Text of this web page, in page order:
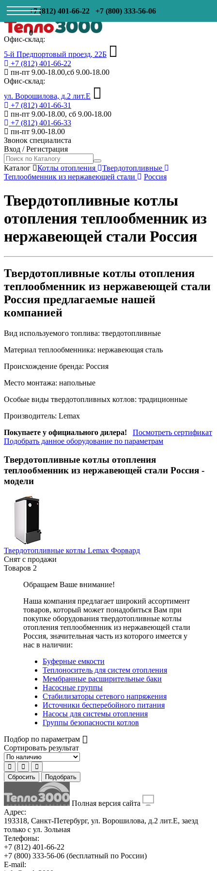
+7 (812) 401-66-22 +7 (800) 333-56-06
0
Офис-склад:
5-й Предпортовый проезд, 22Б
+7 (812) 401-66-22
пн-пт 9.00-18.00,сб 9.00-18.00
Офис-склад:
ул. Ворошилова, д.2 лит.Е
+7 (812) 401-66-31
пн-пт 9.00-18.00, сб 9.00-18.00
+7 (812) 401-66-33
пн-пт 9.00-18.00
Звонок специалиста
Вход /Регистрация
Каталог Котлы отопления
Твердотопливные
Теплообменник из нержавеющей стали
Россия
Твердотопливные котлы
отопления теплообменник из
нержавеющей стали Россия
Твердотопливные котлы отопления
теплообменник из нержавеющей стали
Россия предлагаемые нашей
компанией
Вид используемого топлива: твердотопливные
Материал теплообменника: нержавеющая сталь
Происхождение бренда: Россия
Место монтажа: напольные
Особые виды твердотопливных котлов: традиционные
Производитель: Lemax
Покупаете у официального дилера!
Посмотреть сертификат
Подобрать данное оборудование по параметрам
Твердотопливные котлы отопления
теплообменник из нержавеющей стали Россия -
модели
Твердотопливные котлы Lemax Форвард
Снят с продажи
Товаров 2
Обращаем Ваше внимание!
Наша компания предлагает широкий ассортимент
товаров, который может понадобиться Вам при
покупке оборудования твердотопливные котлы
отопления теплообменник из нержавеющей стали
Россия, значительная часть из которого имеется у
нас в наличии:
Буферные емкости
Теплоноситель для систем отопления
Мембранные расширительные баки
Насосные группы
Стабилизаторы сетевого напряжения
Источники бесперебойного питания
Насосы для системы отопления
Группы безопасности котлов
Подбор по параметрам
Сортировать результат
Сбросить Подобрать
Полная версия сайта
Адрес:
193318, Санкт-Петербург, ул. Ворошилова, д.2 лит.Е, заезд
только с ул. Зольная
Телефоны:
+7 (812) 401-66-22
+7 (800) 333-56-06 (бесплатный по России)
E-mail: